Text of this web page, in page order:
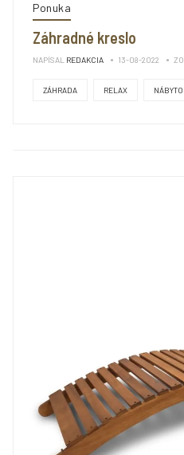
Ponuka
Záhradné kreslo
NAPÍSAL REDAKCIA 13-08-2022
ZÁHRADA RELAX